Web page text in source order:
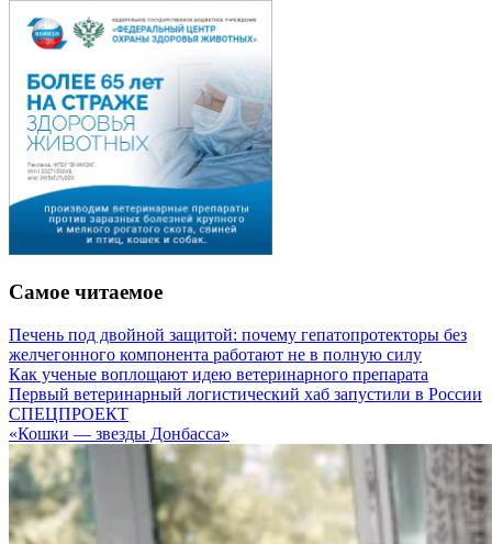
Самое читаемое
Печень под двойной защитой: почему гепатопротекторы без
желчегонного компонента работают не в полную силу
Как ученые воплощают идею ветеринарного препарата
Первый ветеринарный логистический хаб запустили в России
СПЕЦПРОЕКТ
«Кошки — звезды Донбасса»